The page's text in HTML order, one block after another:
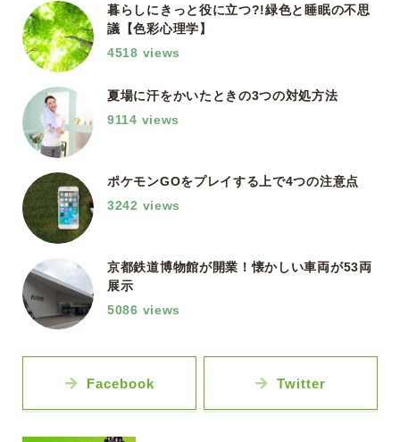
暮らしにきっと役に立つ?!緑色と睡眠の不思
議【色彩心理学】
4518 views
夏場に汗をかいたときの3つの対処方法
9114 views
ポケモンGOをプレイする上で4つの注意点
3242 views
京都鉄道博物館が開業！懐かしい車両が53両
展示
5086 views
Facebook Twitter